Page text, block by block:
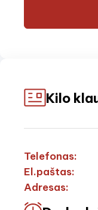
Kilo
Telefonas:
El.paštas:
Adresas: